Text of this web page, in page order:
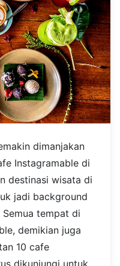
dimanjakan
Instagramable di
destinasi wisata di
jadi background
tempat di
demikian juga
10 cafe
dikunjungi untuk